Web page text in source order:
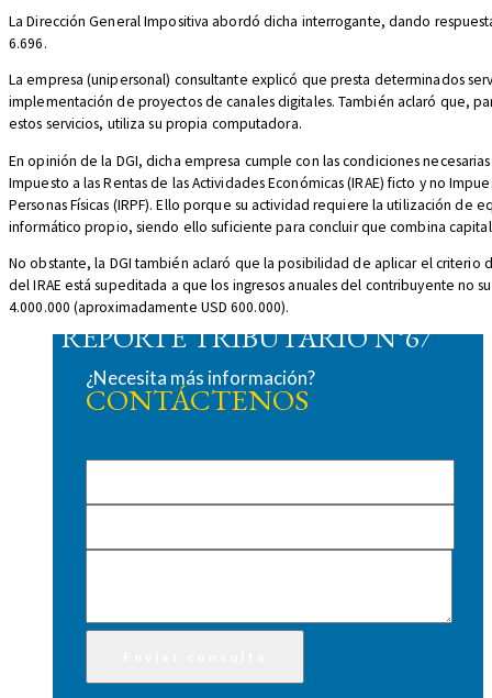
REPORTE TRIBUTARIO N°67
La Dirección General Impositiva abordó dicha interrogante, dando
6.696.
La empresa (unipersonal) consultante explicó que presta determinados
implementación de proyectos de canales digitales. También aclaró que,
estos servicios, utiliza su propia computadora.
En opinión de la DGI, dicha empresa cumple con las condiciones
Impuesto a las Rentas de las Actividades Económicas (IRAE) ficto y no
Personas Físicas (IRPF). Ello porque su actividad requiere la utilización de
informático propio, siendo ello suficiente para concluir que combina
No obstante, la DGI también aclaró que la posibilidad de aplicar el criterio
del IRAE está supeditada a que los ingresos anuales del contribuyente no
4.000.000 (aproximadamente USD 600.000).
¿Necesita más información?
CONTÁCTENOS